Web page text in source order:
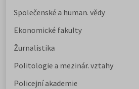
Společenské a human. vědy
Ekonomické fakulty
Žurnalistika
Politologie a mezinár. vztahy
Policejní akademie